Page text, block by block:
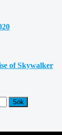
of Skywalker
Sök